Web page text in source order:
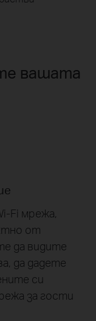
вашата
Fi мрежа,
от
да видите
да дадете
си
за гости